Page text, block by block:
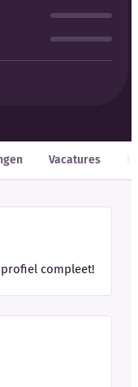
Vacatures
compleet!